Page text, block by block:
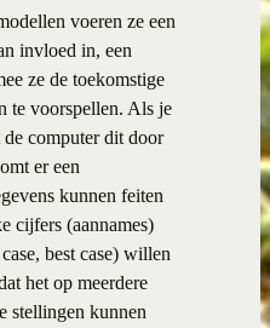
voeren ze een
invloed in, een
ze de toekomstige
te voorspellen. Als je
computer dit door
er een
kunnen feiten
cijfers (aannames)
best case) willen
het op meerdere
stellingen kunnen